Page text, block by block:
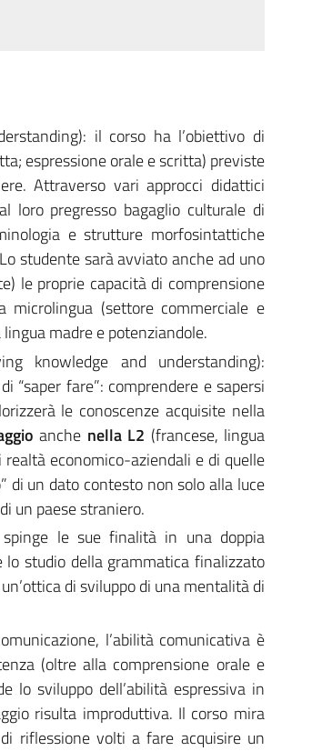
il corso ha l’obiettivo di
espressione orale e scritta) previste
Attraverso vari approcci didattici
loro pregresso bagaglio culturale di
e strutture morfosintattiche
studente sarà avviato anche ad uno
le proprie capacità di comprensione
(settore commerciale e
madre e potenziandole.
knowledge and understanding):
“saper fare”: comprendere e sapersi
le conoscenze acquisite nella
anche nella L2 (francese, lingua
economico-aziendali e di quelle
di un dato contesto non solo alla luce
un paese straniero.
spinge le sue finalità in una doppia
lo studio della grammatica finalizzato
di sviluppo di una mentalità di
l’abilità comunicativa è
(oltre alla comprensione orale e
lo sviluppo dell’abilità espressiva in
risulta improduttiva. Il corso mira
riflessione volti a fare acquisire un